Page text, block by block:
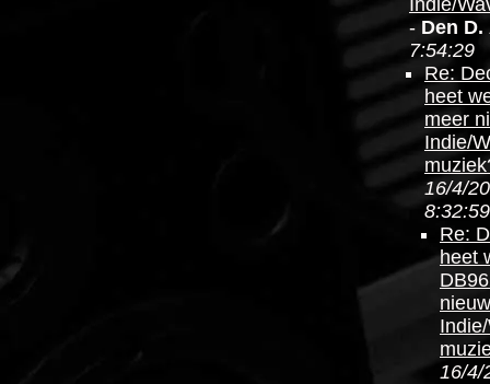
Indie/
- Den D.
7:54:29
Re:
heet
meer
Indie/
16/4/
8:32:59
Re:
heet
16/4/